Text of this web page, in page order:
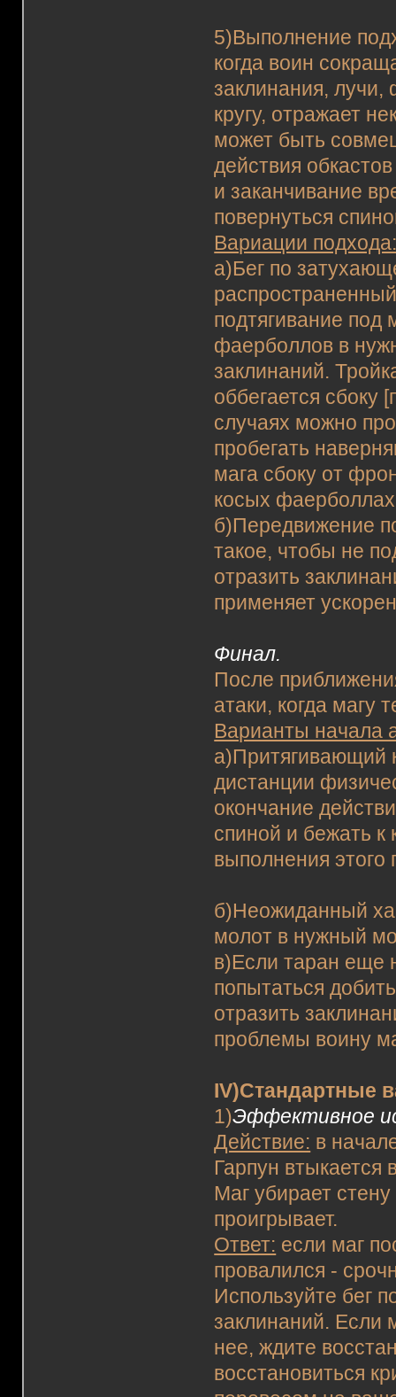
5)Выполнение
когда воин
заклинания, лучи,
кругу, отражает
может быть
действия
и заканчивание
повернуться
Вариации
а)Бег по
подтягивание под
фаерболлов в
заклинаний.
оббегается сбоку
случаях можно
пробегать
мага сбоку от
косых
б)Передвижение
такое, чтобы не
отразить
применяет
Финал.
После
атаки, когда магу
Варианты начала
а)Притягивающий
дистанции
окончание
спиной и бежать
выполнения этого
б)Неожиданный
молот в нужный
в)Если таран еще
попытаться
отразить
проблемы воину
IV)Стандартные
1)Эффективное
Действие: в
Гарпун втыкается
Маг убирает
проигрывает.
Ответ: если маг
провалился -
Используйте бег
заклинаний. Если
нее, ждите
восстановиться